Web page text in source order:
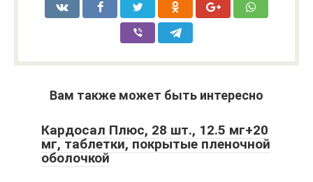
Вам также может быть интересно
Кардосал Плюс, 28 шт., 12.5 мг+20
мг, таблетки, покрытые пленочной
оболочкой